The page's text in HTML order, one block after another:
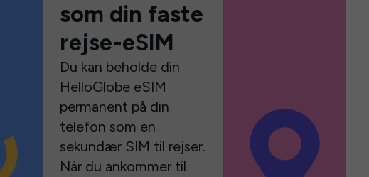
som din faste
rejse-eSIM
Du kan beholde din
HelloGlobe eSIM
permanent på din
telefon som en
sekundær SIM til rejser.
Når du ankommer til